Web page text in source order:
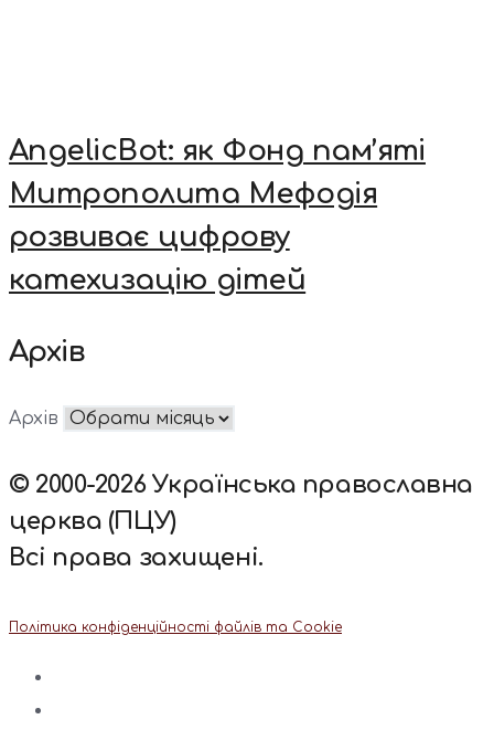
AngelicBot: як Фонд пам’яті
Митрополита Мефодія
розвиває цифрову
катехизацію дітей
Архів
Архів
© 2000-2026 Українська православна
церква (ПЦУ)
Всі права захищені.
Політика конфіденційності файлів та Cookie